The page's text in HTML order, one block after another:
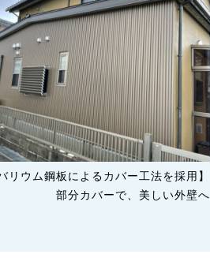
リウム鋼板によるカバー工法を採用】
部分カバーで、美しい外壁へ